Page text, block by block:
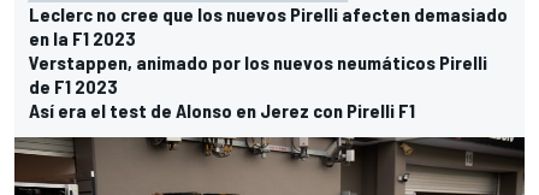
Leclerc no cree que los nuevos Pirelli afecten demasiado
en la F1 2023
Verstappen, animado por los nuevos neumáticos Pirelli
de F1 2023
Así era el test de Alonso en Jerez con Pirelli F1